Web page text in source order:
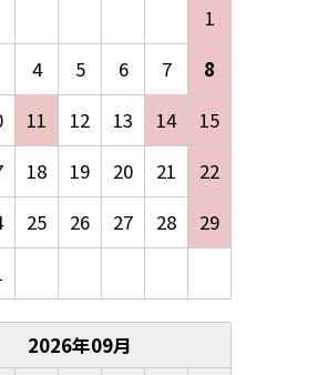
1
4 5 6 7
8
11 12 13 14
15
18 19 20 21
22
25 26 27 28
29
2026年09月